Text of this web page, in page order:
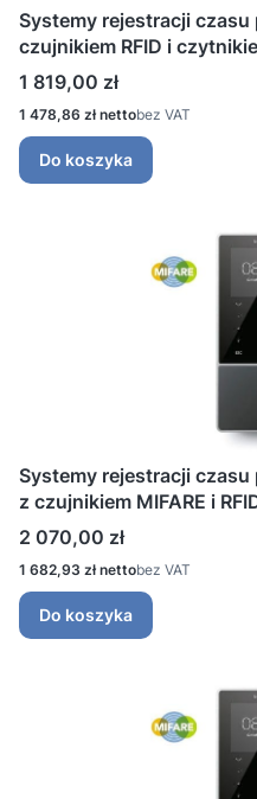
Systemy rejestracji
czujnikiem RFID i
Cena
1 819,00 zł
Cena
1 478,86 zł bez VAT
Do koszyka
Systemy rejestracji
z czujnikiem MIFARE i
Cena
2 070,00 zł
Cena
1 682,93 zł bez VAT
Do koszyka